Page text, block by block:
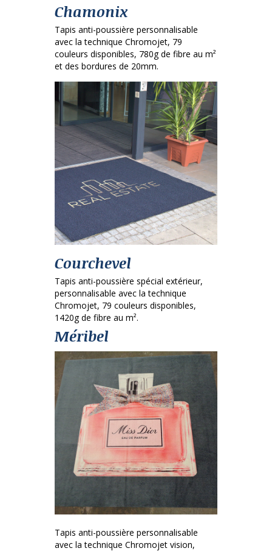
Chamonix
Tapis anti-poussière personnalisable
avec la technique Chromojet, 79
couleurs disponibles, 780g de fibre au m²
et des bordures de 20mm.
Courchevel
Tapis anti-poussière spécial extérieur,
personnalisable avec la technique
Chromojet, 79 couleurs disponibles,
1420g de fibre au m².
Méribel
Tapis anti-poussière personnalisable
avec la technique Chromojet vision,